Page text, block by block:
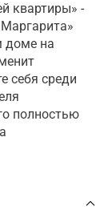
квартиры» -
доме на
себя среди
полностью